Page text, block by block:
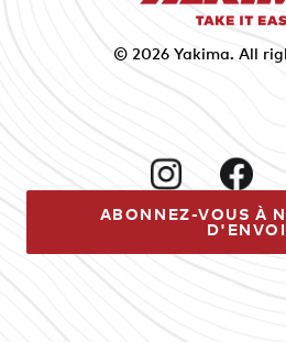
© 2026 Yakima. All
Instagram
ABONNEZ-VOUS À
D'ENVOI